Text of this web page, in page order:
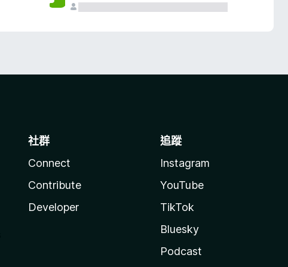
社群
Connect
Contribute
Developer
追蹤
Instagram
YouTube
TikTok
Bluesky
Podcast